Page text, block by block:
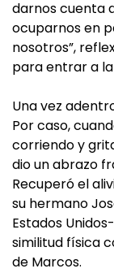
darnos cuenta
ocuparnos en
nosotros”,
para entrar a
Una vez
Por caso,
corriendo y
dio un abrazo
Recuperó el
su hermano
Estados
similitud física
de Marcos.